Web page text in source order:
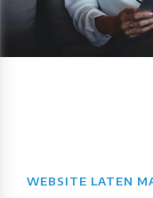
WEBSITE LATEN